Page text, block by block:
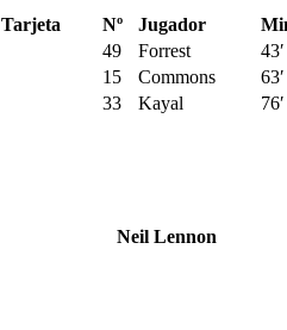
Tarjeta Nº Jugador
49 Forrest
43′
15 Commons
63′
33
Kayal 76′
Neil Lennon